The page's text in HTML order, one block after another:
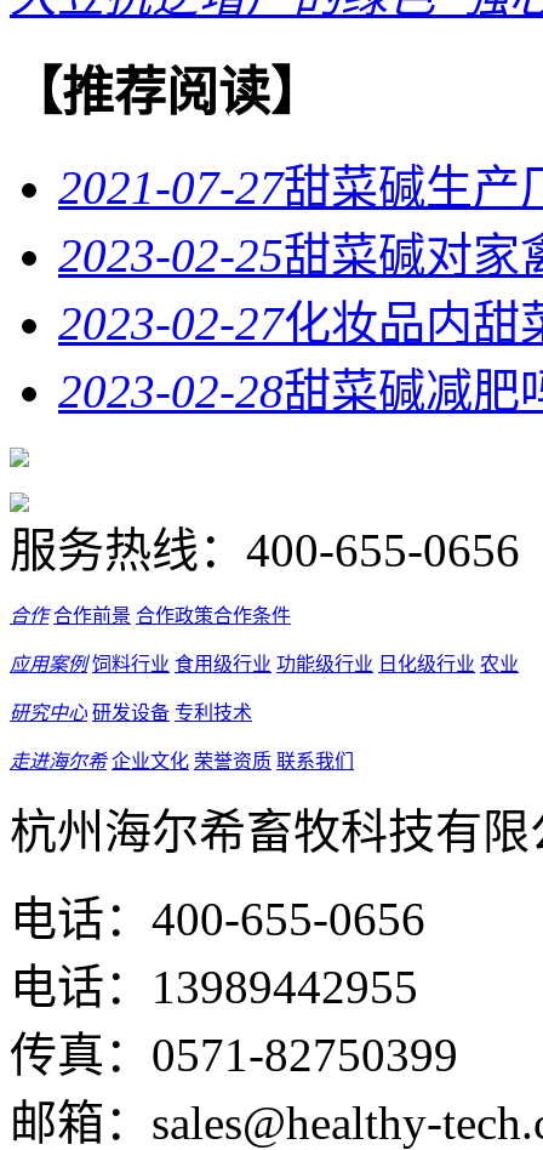
【推荐阅读】
2021-07-27甜菜碱生产
2023-02-25甜菜碱对家
2023-02-27化妆品内甜
2023-02-28甜菜碱减肥
服务热线： 400-655-0656
合作 合作前景 合作政策合作条件
应用案例 饲料行业 食用级行业 功能级行业 日化级行业 农业
研究中心 研发设备 专利技术
走进海尔希 企业文化 荣誉资质 联系我们
杭州海尔希畜牧科技有限
电话：400-655-0656
电话：13989442955
传真：0571-82750399
邮箱：sales@healthy-